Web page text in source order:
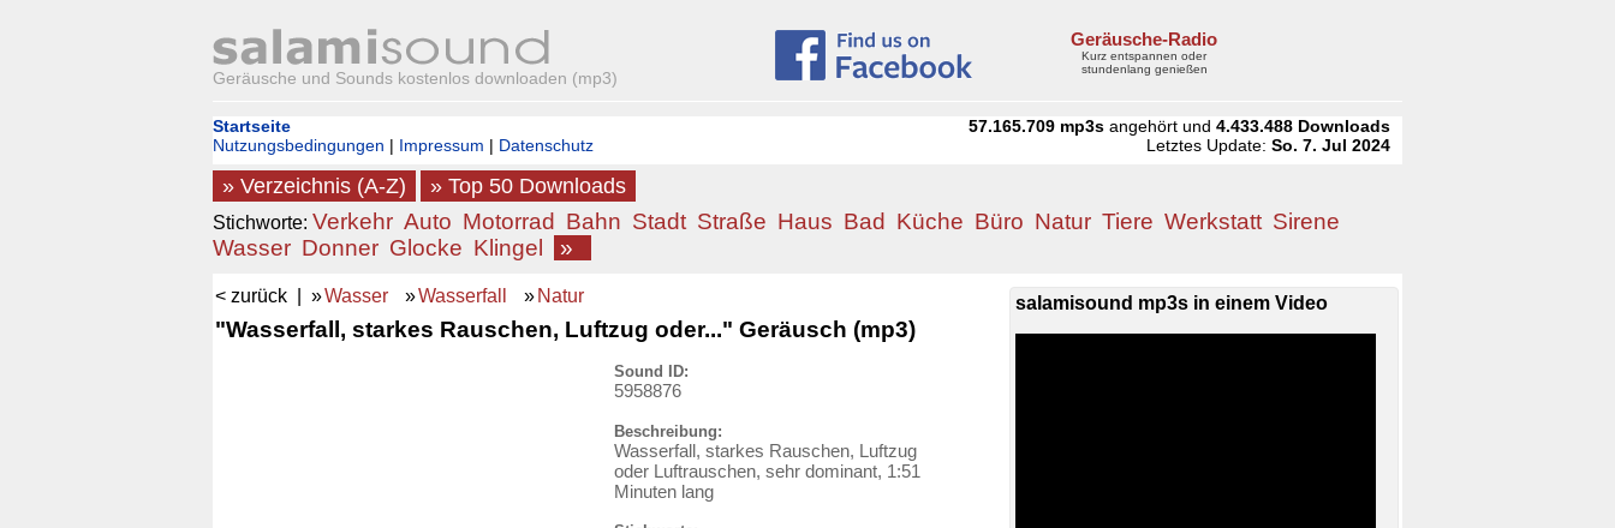
Geräusche und Sounds kostenlos downloaden (mp3)
Geräusche-Radio
Kurz entspannen oder
stundenlang genießen
Startseite
Nutzungsbedingungen | Impressum | Datenschutz
57.165.709 mp3s angehört und4.433.488 Downloads
Letztes Update:So. 7. Jul 2024
» Verzeichnis (A-Z) » Top 50 Downloads
Stichworte: Verkehr Auto Motorrad Bahn Stadt Straße Haus Bad Küche Büro Natur Tiere Werkstatt Sirene
Wasser Donner Glocke Klingel »
< zurück | »Wasser »Wasserfall » Natur
"Wasserfall, starkes Rauschen, Luftzug oder..." Geräusch (mp3)
Sound ID:
5958876
Beschreibung:
Wasserfall, starkes Rauschen, Luftzug
oder Luftrauschen, sehr dominant, 1:51
Minuten lang
salamisound mp3s in einem Video